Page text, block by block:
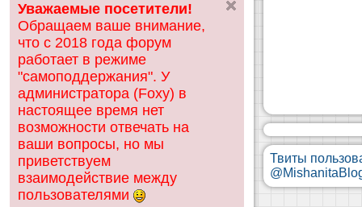
Уважаемые посетители!
Обращаем ваше внимание,
что с 2018 года форум
работает в режиме
"самоподдержания". У
администратора (Foxy) в
настоящее время нет
возможности отвечать на
ваши вопросы, но мы
приветствуем
взаимодействие между
пользователями
Твиты